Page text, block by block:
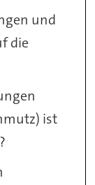
und
die
ist